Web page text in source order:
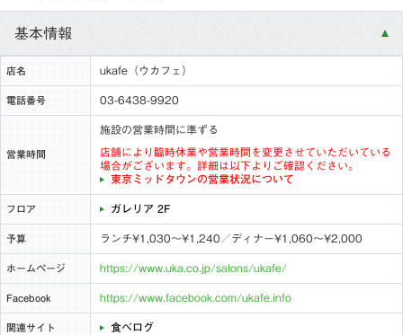
基本情報
店名 ukafe（ウカフェ）
電話番号 03-6438-9920
営業時間
施設の営業時間に準ずる
店舗により臨時休業や営業時間を変更させていただいている
場合がございます。詳細は以下よりご確認ください。
東京ミッドタウンの営業状況について
フロア ガレリア 2F
予算 ランチ¥1,030〜¥1,240／ディナー¥1,060〜¥2,000
ホームページ https://www.uka.co.jp/salons/ukafe/
Facebook https://www.facebook.com/ukafe.info
関連サイト 食べログ